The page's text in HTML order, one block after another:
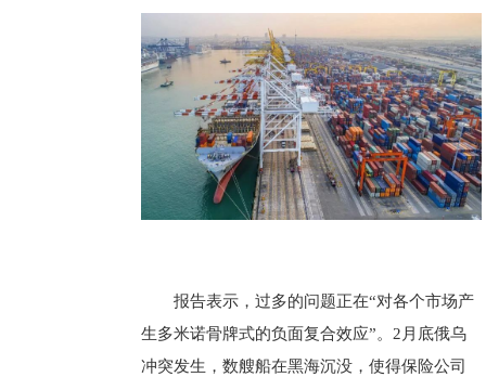
报告表示，过多的问题正在“对各个市场产
生多米诺骨牌式的负面复合效应”。2月底俄乌
冲突发生，数艘船在黑海沉没，使得保险公司